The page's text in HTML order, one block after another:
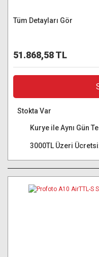
Tüm Detayları Gör
51.868,58 TL
Stokta Var
Kurye ile Aynı Gün
3000TL Üzeri